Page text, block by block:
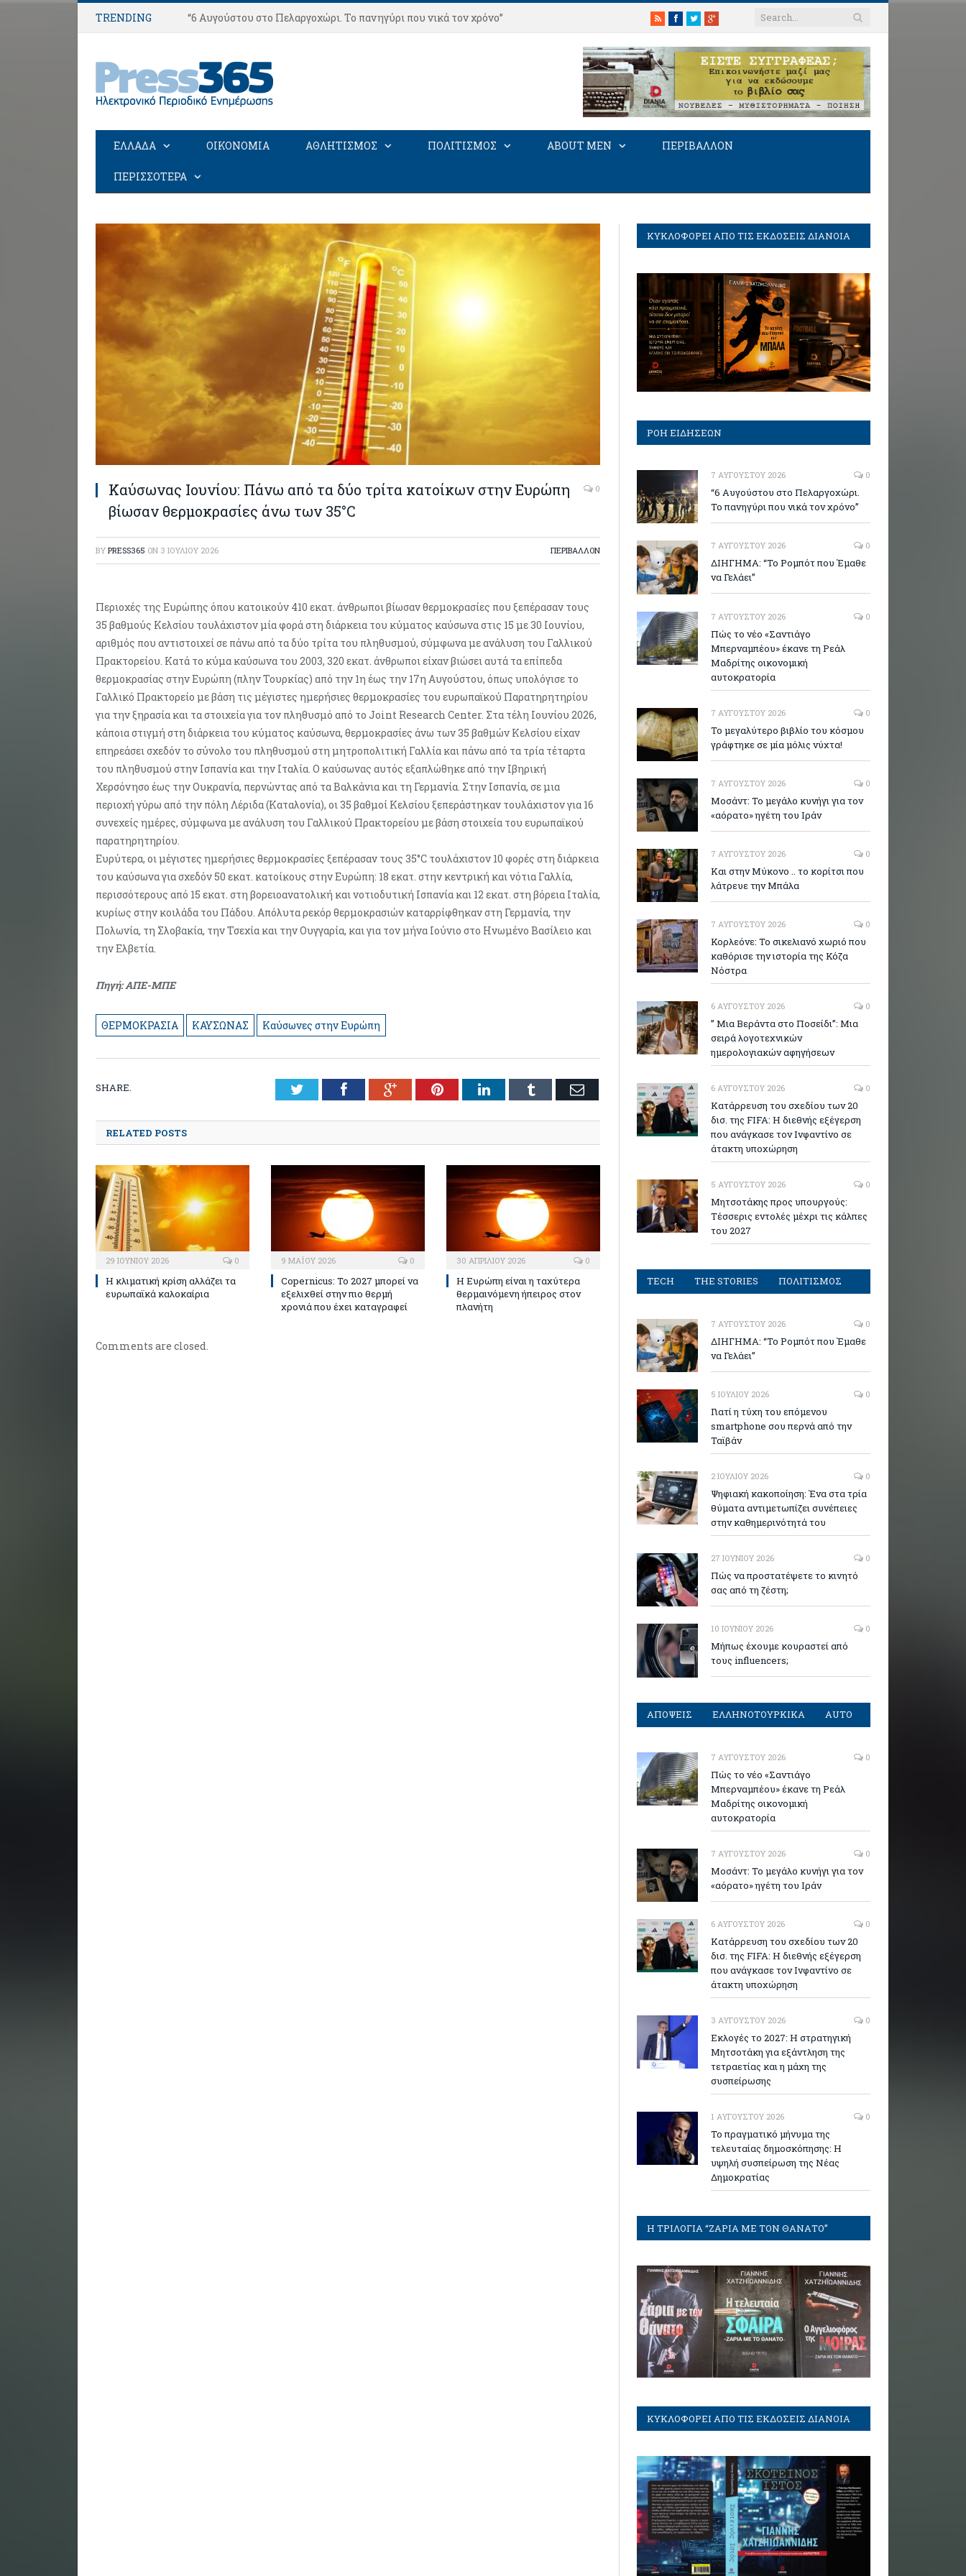
TRENDING “6 Αυγούστου στο Πελαργοχώρι. Το πανηγύρι που νικά τον χρόνο” RSSFacebook
TwitterGoogle+
ΕΛΛΑΔΑ ΟΙΚΟΝΟΜΙΑ ΑΘΛΗΤΙΣΜΟΣ ΠΟΛΙΤΙΣΜΟΣ ABOUT MEN ΠΕΡΙΒΑΛΛΟΝ
ΠΕΡΙΣΣΟΤΕΡΑ
Καύσωνας Ιουνίου: Πάνω από τα δύο τρίτα κατοίκων στην Ευρώπη
βίωσαν θερμοκρασίες άνω των 35°C
0
BY PRESS365 ON 3 ΙΟΥΛΊΟΥ 2026 ΠΕΡΙΒΑΛΛΟΝ
Περιοχές της Ευρώπης όπου κατοικούν 410 εκατ. άνθρωποι βίωσαν θερμοκρασίες που ξεπέρασαν τους
35 βαθμούς Κελσίου τουλάχιστον μία φορά στη διάρκεια του κύματος καύσωνα στις 15 με 30 Ιουνίου,
αριθμός που αντιστοιχεί σε πάνω από τα δύο τρίτα του πληθυσμού, σύμφωνα με ανάλυση του Γαλλικού
Πρακτορείου. Κατά το κύμα καύσωνα του 2003, 320 εκατ. άνθρωποι είχαν βιώσει αυτά τα επίπεδα
θερμοκρασίας στην Ευρώπη (πλην Τουρκίας) από την 1η έως την 17η Αυγούστου, όπως υπολόγισε το
Γαλλικό Πρακτορείο με βάση τις μέγιστες ημερήσιες θερμοκρασίες του ευρωπαϊκού Παρατηρητηρίου
για την ξηρασία και τα στοιχεία για τον πληθυσμό από το Joint Research Center. Στα τέλη Ιουνίου 2026,
κάποια στιγμή στη διάρκεια του κύματος καύσωνα, θερμοκρασίες άνω των 35 βαθμών Κελσίου είχαν
επηρεάσει σχεδόν το σύνολο του πληθυσμού στη μητροπολιτική Γαλλία και πάνω από τα τρία τέταρτα
του πληθυσμού στην Ισπανία και την Ιταλία. Ο καύσωνας αυτός εξαπλώθηκε από την Ιβηρική
Χερσόνησο έως την Ουκρανία, περνώντας από τα Βαλκάνια και τη Γερμανία. Στην Ισπανία, σε μια
περιοχή γύρω από την πόλη Λέριδα (Καταλονία), οι 35 βαθμοί Κελσίου ξεπεράστηκαν τουλάχιστον για 16
συνεχείς ημέρες, σύμφωνα με ανάλυση του Γαλλικού Πρακτορείου με βάση στοιχεία του ευρωπαϊκού
παρατηρητηρίου.
Ευρύτερα, οι μέγιστες ημερήσιες θερμοκρασίες ξεπέρασαν τους 35°C τουλάχιστον 10 φορές στη διάρκεια
του καύσωνα για σχεδόν 50 εκατ. κατοίκους στην Ευρώπη: 18 εκατ. στην κεντρική και νότια Γαλλία,
περισσότερους από 15 εκατ. στη βορειοανατολική και νοτιοδυτική Ισπανία και 12 εκατ. στη βόρεια Ιταλία,
κυρίως στην κοιλάδα του Πάδου. Απόλυτα ρεκόρ θερμοκρασιών καταρρίφθηκαν στη Γερμανία, την
Πολωνία, τη Σλοβακία, την Τσεχία και την Ουγγαρία, και για τον μήνα Ιούνιο στο Ηνωμένο Βασίλειο και
την Ελβετία.
Πηγή: ΑΠΕ-ΜΠΕ
ΘΕΡΜΟΚΡΑΣΙΑ ΚΑΥΣΩΝΑΣ Καύσωνες στην Ευρώπη
SHARE. TwitterFacebookGoogle+PinterestLinkedInTumblr Email
RELATED POSTS
29 ΙΟΥΝΊΟΥ 2026 0
H κλιματική κρίση αλλάζει τα
ευρωπαϊκά καλοκαίρια
9 ΜΑΪ́ΟΥ 2026 0
Copernicus: Το 2027 μπορεί να
εξελιχθεί στην πιο θερμή
χρονιά που έχει καταγραφεί
30 ΑΠΡΙΛΊΟΥ 2026 0
Η Ευρώπη είναι η ταχύτερα
θερμαινόμενη ήπειρος στον
πλανήτη
Comments are closed.
ΚΥΚΛΟΦΟΡΕΙ ΑΠΟ ΤΙΣ ΕΚΔΟΣΕΙΣ ΔΙΑΝΟΙΑ
ΡΟΗ ΕΙΔΗΣΕΩΝ
7 ΑΥΓΟΎΣΤΟΥ 2026 0
“6 Αυγούστου στο Πελαργοχώρι.
Το πανηγύρι που νικά τον χρόνο”
7 ΑΥΓΟΎΣΤΟΥ 2026 0
ΔΙΗΓΗΜΑ: “Το Ρομπότ που Έμαθε
να Γελάει”
7 ΑΥΓΟΎΣΤΟΥ 2026 0
Πώς το νέο «Σαντιάγο
Μπερναμπέου» έκανε τη Ρεάλ
Μαδρίτης οικονομική
αυτοκρατορία
7 ΑΥΓΟΎΣΤΟΥ 2026 0
Το μεγαλύτερο βιβλίο του κόσμου
γράφτηκε σε μία μόλις νύχτα!
7 ΑΥΓΟΎΣΤΟΥ 2026 0
Μοσάντ: Το μεγάλο κυνήγι για τον
«αόρατο» ηγέτη του Ιράν
7 ΑΥΓΟΎΣΤΟΥ 2026 0
Και στην Μύκονο .. το κορίτσι που
λάτρευε την Μπάλα
7 ΑΥΓΟΎΣΤΟΥ 2026 0
Κορλεόνε: Το σικελιανό χωριό που
καθόρισε την ιστορία της Κόζα
Νόστρα
6 ΑΥΓΟΎΣΤΟΥ 2026 0
” Μια Βεράντα στο Ποσείδι”: Μια
σειρά λογοτεχνικών
ημερολογιακών αφηγήσεων
6 ΑΥΓΟΎΣΤΟΥ 2026 0
Κατάρρευση του σχεδίου των 20
δισ. της FIFA: Η διεθνής εξέγερση
που ανάγκασε τον Ινφαντίνο σε
άτακτη υποχώρηση
5 ΑΥΓΟΎΣΤΟΥ 2026 0
Μητσοτάκης προς υπουργούς:
Τέσσερις εντολές μέχρι τις κάλπες
του 2027
TECH THE STORIES ΠΟΛΙΤΙΣΜΟΣ
7 ΑΥΓΟΎΣΤΟΥ 2026 0
ΔΙΗΓΗΜΑ: “Το Ρομπότ που Έμαθε
να Γελάει”
5 ΙΟΥΛΊΟΥ 2026 0
Γιατί η τύχη του επόμενου
smartphone σου περνά από την
Ταϊβάν
2 ΙΟΥΛΊΟΥ 2026 0
Ψηφιακή κακοποίηση: Ένα στα τρία
θύματα αντιμετωπίζει συνέπειες
στην καθημερινότητά του
27 ΙΟΥΝΊΟΥ 2026 0
Πώς να προστατέψετε το κινητό
σας από τη ζέστη;
10 ΙΟΥΝΊΟΥ 2026 0
Μήπως έχουμε κουραστεί από
τους influencers;
ΑΠΟΨΕΙΣ ΕΛΛΗΝΟΤΟΥΡΚΙΚΑ AUTO
7 ΑΥΓΟΎΣΤΟΥ 2026 0
Πώς το νέο «Σαντιάγο
Μπερναμπέου» έκανε τη Ρεάλ
Μαδρίτης οικονομική
αυτοκρατορία
7 ΑΥΓΟΎΣΤΟΥ 2026 0
Μοσάντ: Το μεγάλο κυνήγι για τον
«αόρατο» ηγέτη του Ιράν
6 ΑΥΓΟΎΣΤΟΥ 2026 0
Κατάρρευση του σχεδίου των 20
δισ. της FIFA: Η διεθνής εξέγερση
που ανάγκασε τον Ινφαντίνο σε
άτακτη υποχώρηση
3 ΑΥΓΟΎΣΤΟΥ 2026 0
Εκλογές το 2027: Η στρατηγική
Μητσοτάκη για εξάντληση της
τετραετίας και η μάχη της
συσπείρωσης
1 ΑΥΓΟΎΣΤΟΥ 2026 0
Το πραγματικό μήνυμα της
τελευταίας δημοσκόπησης: Η
υψηλή συσπείρωση της Νέας
Δημοκρατίας
Η ΤΡΙΛΟΓΙΑ “ΖΑΡΙΑ ΜΕ ΤΟΝ ΘΑΝΑΤΟ”
ΚΥΚΛΟΦΟΡΕΙ ΑΠΟ ΤΙΣ ΕΚΔΟΣΕΙΣ ΔΙΑΝΟΙΑ